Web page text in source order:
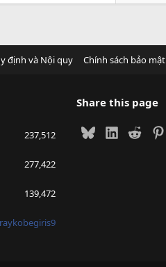
định và Nội quy Chính sách bảo mật
237,512
277,422
139,472
raykobegiris9
Share this page
BlueskyLinkedIn
Reddit